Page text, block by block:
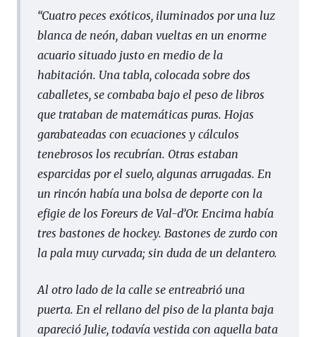
“Cuatro peces exóticos, iluminados por una luz
blanca de neón, daban vueltas en un enorme
acuario situado justo en medio de la
habitación. Una tabla, colocada sobre dos
caballetes, se combaba bajo el peso de libros
que trataban de matemáticas puras. Hojas
garabateadas con ecuaciones y cálculos
tenebrosos los recubrían. Otras estaban
esparcidas por el suelo, algunas arrugadas. En
un rincón había una bolsa de deporte con la
efigie de los Foreurs de Val-d’Or. Encima había
tres bastones de hockey. Bastones de zurdo con
la pala muy curvada; sin duda de un delantero.
Al otro lado de la calle se entreabrió una
puerta. En el rellano del piso de la planta baja
apareció Julie, todavía vestida con aquella bata